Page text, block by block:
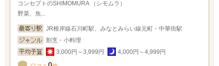
コンセプトのSHIMOMURA （シモムラ）
野菜、魚...
JR根岸線石川町駅、みなとみらい線元町・中華街駅
割烹・小料理
3,000円～3,999円
4,000円～4,999円